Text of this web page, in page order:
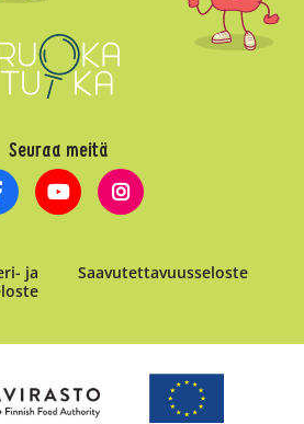
Seuraa meitä
ja
Saavutettavuusseloste